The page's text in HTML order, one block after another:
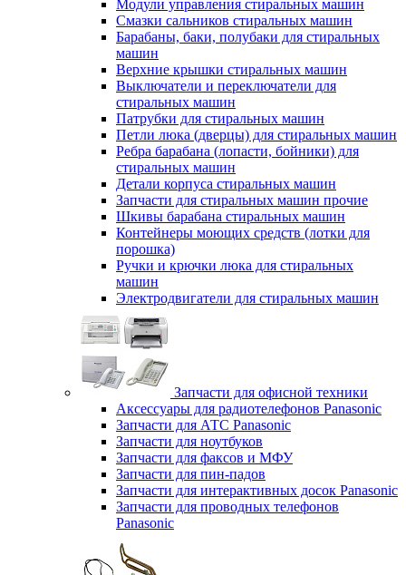
Модули управления стиральных машин
Смазки сальников стиральных машин
Барабаны, баки, полубаки для стиральных
машин
Верхние крышки стиральных машин
Выключатели и переключатели для
стиральных машин
Патрубки для стиральных машин
Петли люка (дверцы) для стиральных машин
Ребра барабана (лопасти, бойники) для
стиральных машин
Детали корпуса стиральных машин
Запчасти для стиральных машин прочие
Шкивы барабана стиральных машин
Контейнеры моющих средств (лотки для
порошка)
Ручки и крючки люка для стиральных
машин
Электродвигатели для стиральных машин
Запчасти для офисной техники
Аксессуары для радиотелефонов Panasonic
Запчасти для АТС Panasonic
Запчасти для ноутбуков
Запчасти для факсов и МФУ
Запчасти для пин-падов
Запчасти для интерактивных досок Panasonic
Запчасти для проводных телефонов
Panasonic